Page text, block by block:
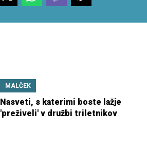
MALČEK
Nasveti, s katerimi boste lažje
'preživeli' v družbi triletnikov